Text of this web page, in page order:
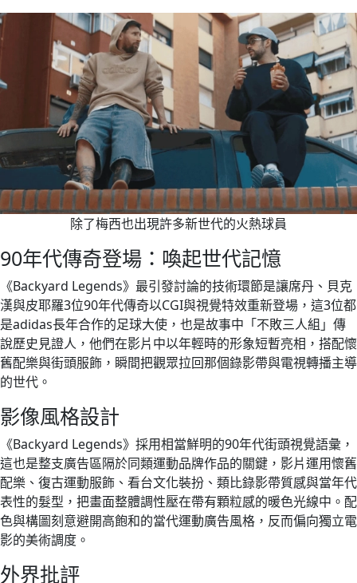
除了梅西也出現許多新世代的火熱球員
90年代傳奇登場：喚起世代記憶
《Backyard Legends》最引發討論的技術環節是讓席丹、貝克
漢與皮耶羅3位90年代傳奇以CGI與視覺特效重新登場，這3位都
是adidas長年合作的足球大使，也是故事中「不敗三人組」傳
說歷史見證人，他們在影片中以年輕時的形象短暫亮相，搭配懷
舊配樂與街頭服飾，瞬間把觀眾拉回那個錄影帶與電視轉播主導
的世代。
影像風格設計
《Backyard Legends》採用相當鮮明的90年代街頭視覺語彙，
這也是整支廣告區隔於同類運動品牌作品的關鍵，影片運用懷舊
配樂、復古運動服飾、看台文化裝扮、類比錄影帶質感與當年代
表性的髮型，把畫面整體調性壓在帶有顆粒感的暖色光線中。配
色與構圖刻意避開高飽和的當代運動廣告風格，反而偏向獨立電
影的美術調度。
外界批評